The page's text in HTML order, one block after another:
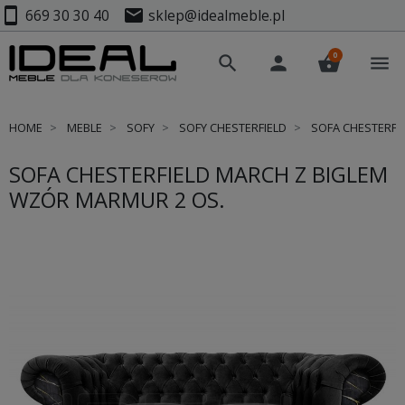
smartphone 669 30 30 40 mail sklep@idealmeble.pl
search person shopping_basket
0 menu
HOME MEBLE SOFY SOFY CHESTERFIELD SOFA
SOFA CHESTERFIELD MARCH Z BIGLEM
WZÓR MARMUR 2 OS.